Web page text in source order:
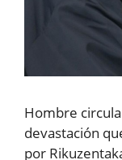
Hombre
devastación
por